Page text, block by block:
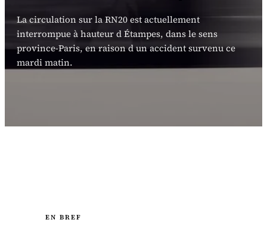
La circulation sur la RN20 est actuellement
interrompue à hauteur d Étampes, dans le sens
province-Paris, en raison d un accident survenu ce
mardi matin.
EN BREF